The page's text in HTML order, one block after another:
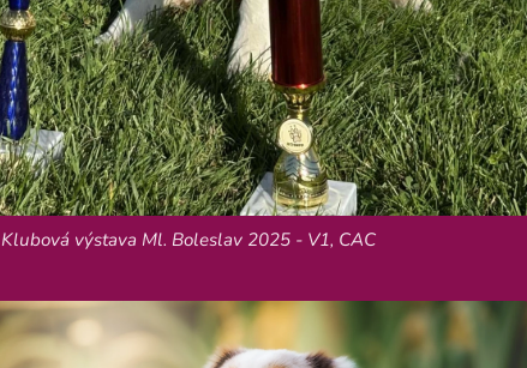
Klubová výstava Ml. Boleslav 2025 - V1, CAC